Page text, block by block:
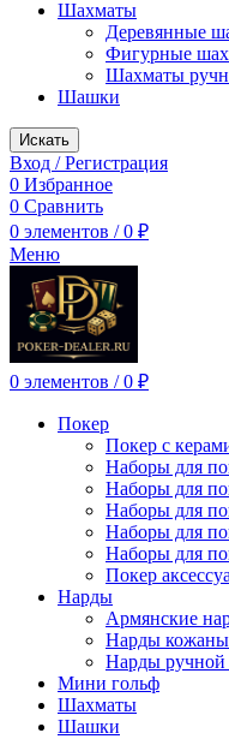
Шахматы
Деревянные
Фигурные
Шахматы
Шашки
Искать
Вход / Регистрация
0 Избранное
0 Сравнить
0 элементов / 0 ₽
Меню
0 элементов / 0 ₽
Покер
Покер с
Наборы для
Наборы для
Наборы для
Наборы для
Наборы для
Покер
Нарды
Армянские
Нарды
Нарды ручной
Мини гольф
Шахматы
Шашки